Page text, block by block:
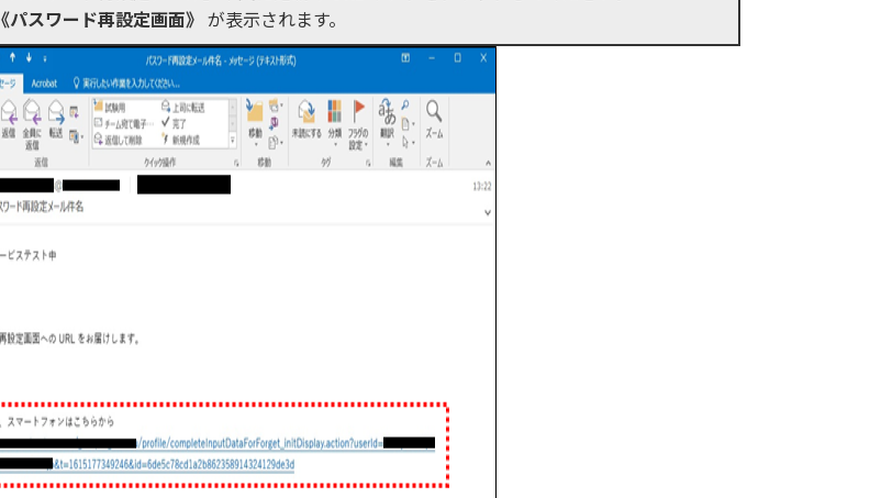
《パスワード再設定画面》 が表示されます。